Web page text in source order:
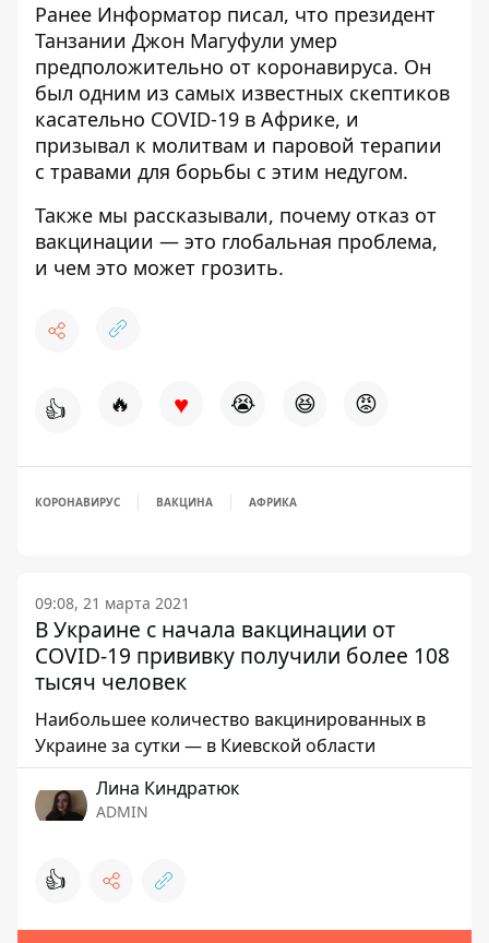
Ранее Информатор писал, что президент
Танзании Джон Магуфули умер
предположительно от коронавируса. Он
был одним из самых известных скептиков
касательно COVID-19 в Африке, и
призывал к молитвам и паровой терапии
с травами для борьбы с этим недугом.
Также мы рассказывали, почему отказ от
вакцинации — это глобальная проблема,
и чем это может грозить.
👍 🔥 ♥ 😭 😆 😡
КОРОНАВИРУС ВАКЦИНА АФРИКА
09:08, 21 марта 2021
В Украине с начала вакцинации от
COVID-19 прививку получили более 108
тысяч человек
Наибольшее количество вакцинированных в
Украине за сутки — в Киевской области
Лина Киндратюк
ADMIN
👍